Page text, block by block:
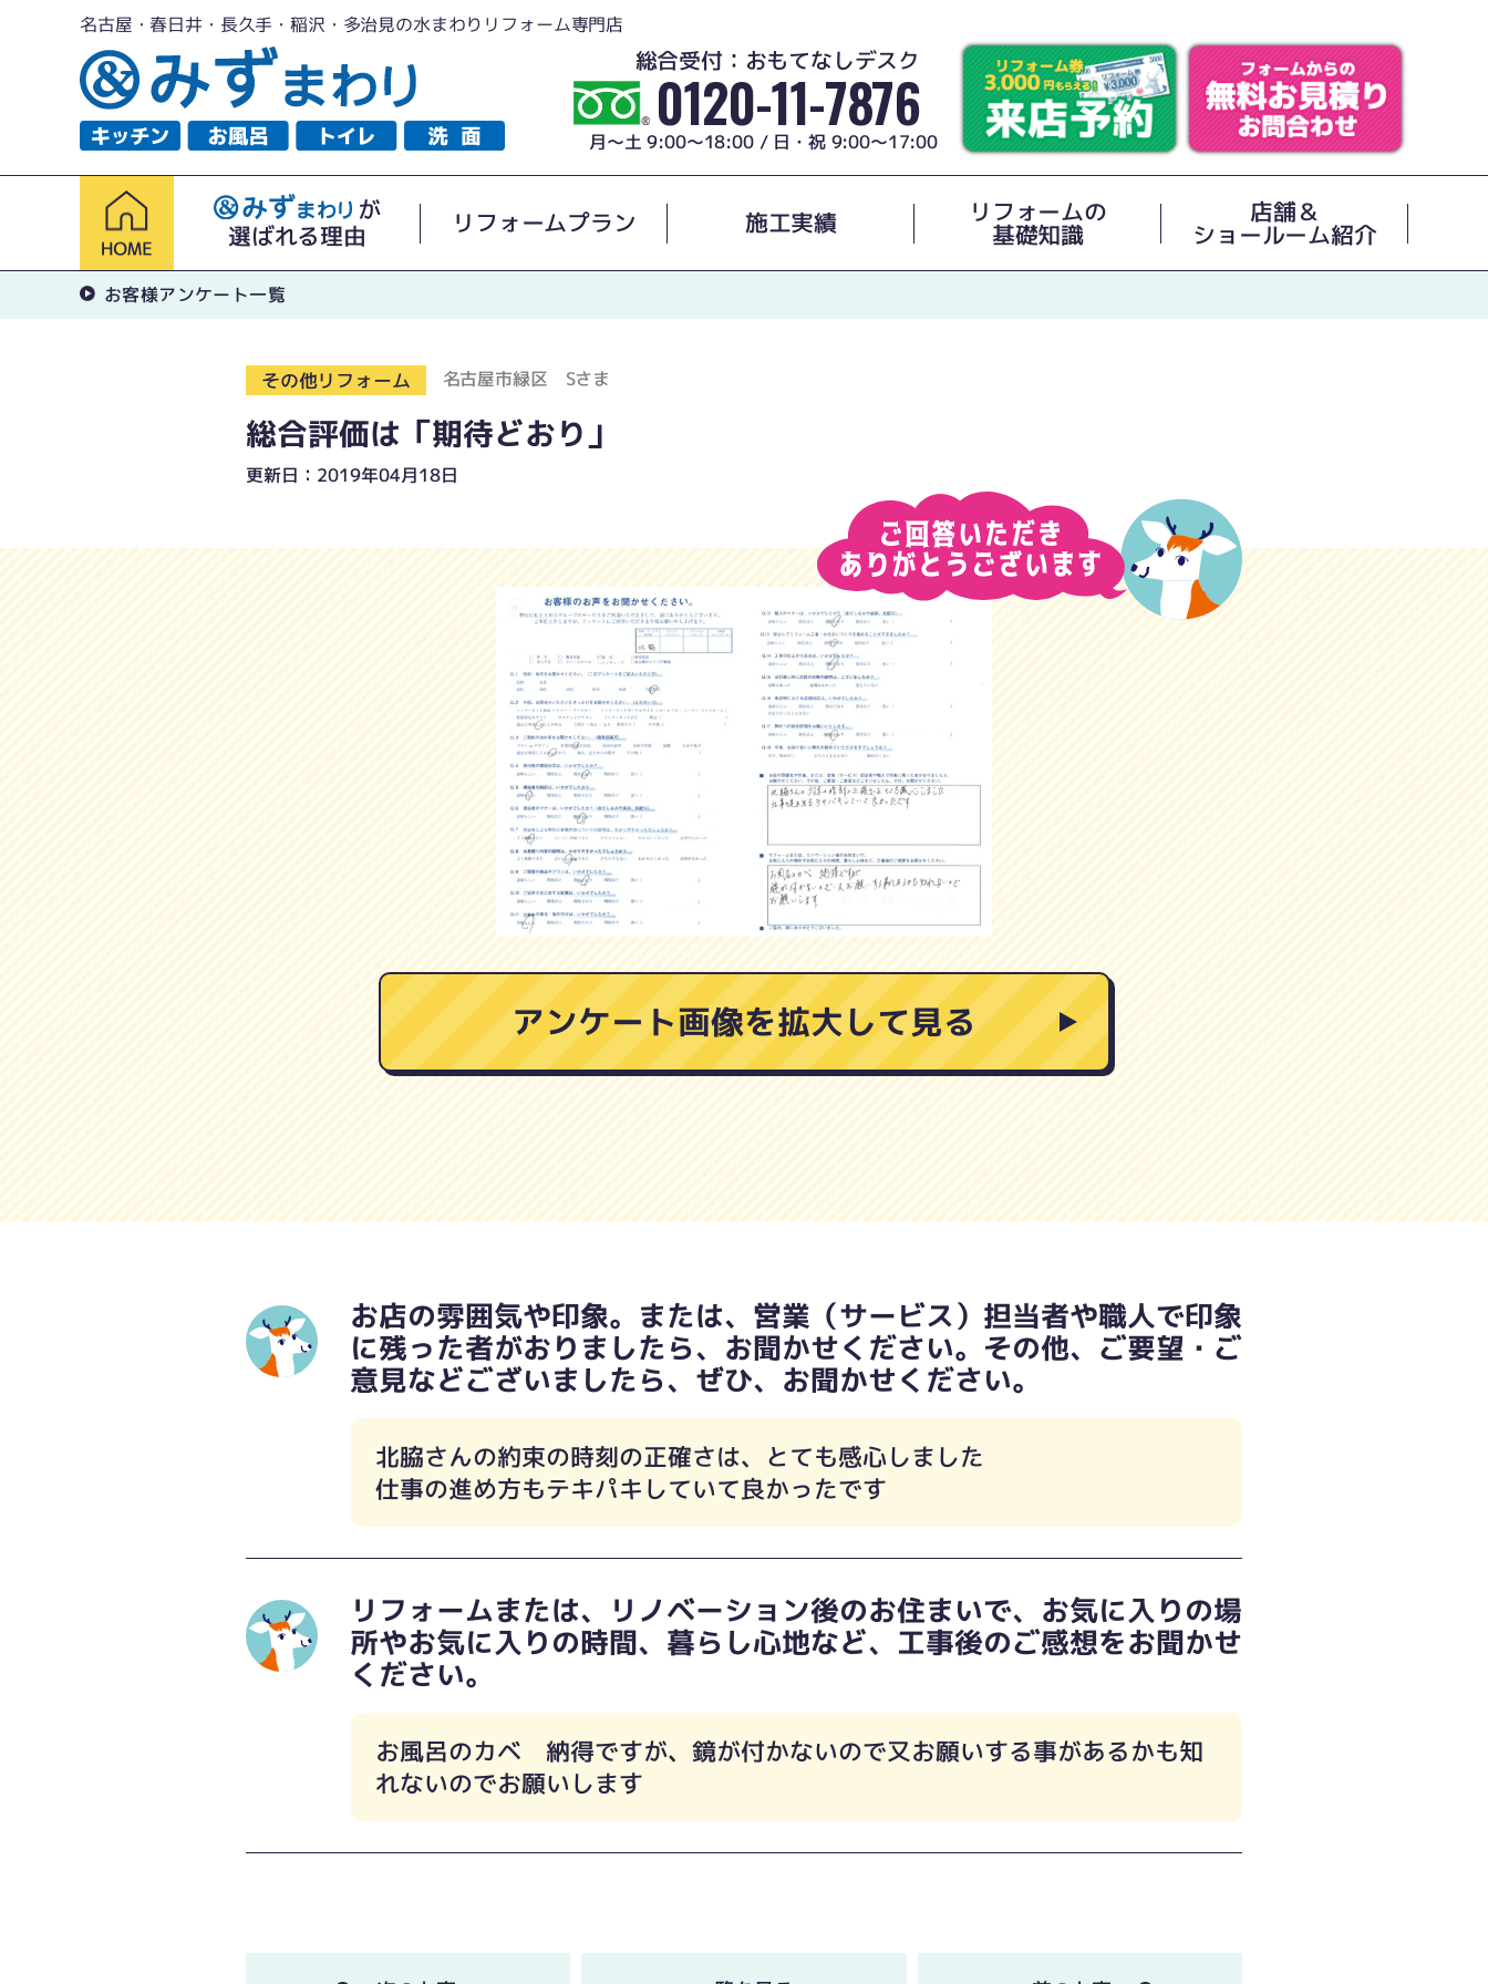
名古屋・春日井・長久手・稲沢・多治見の水まわりリフォーム専門店
総合受付：おもてなしデスク
0120-11-7876
月～土 9:00～18:00 / 日・祝 9:00～17:00
が
選ばれる理由
リフォームプラン 施工実績 リフォームの
基礎知識
店舗＆
ショールーム紹介
お客様アンケート一覧
その他リフォーム 名古屋市緑区 Sさま
総合評価は「期待どおり」
更新日：2019年04月18日
アンケート画像を拡大して見る
お店の雰囲気や印象。または、営業（サービス）担当者や職人で印象
に残った者がおりましたら、お聞かせください。その他、ご要望・ご
意見などございましたら、ぜひ、お聞かせください。
北脇さんの約束の時刻の正確さは、とても感心しました
仕事の進め方もテキパキしていて良かったです
リフォームまたは、リノベーション後のお住まいで、お気に入りの場
所やお気に入りの時間、暮らし心地など、工事後のご感想をお聞かせ
ください。
お風呂のカベ 納得ですが、鏡が付かないので又お願いする事があるかも知
れないのでお願いします